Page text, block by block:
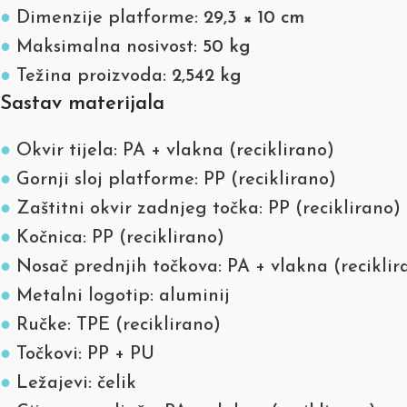
● Dimenzije platforme: 29,3 × 10 cm
● Maksimalna nosivost: 50 kg
● Težina proizvoda: 2,542 kg
Sastav materijala
● Okvir tijela: PA + vlakna (reciklirano)
● Gornji sloj platforme: PP (reciklirano)
● Zaštitni okvir zadnjeg točka: PP (reciklirano)
● Kočnica: PP (reciklirano)
● Nosač prednjih točkova: PA + vlakna
● Metalni logotip: aluminij
● Ručke: TPE (reciklirano)
● Točkovi: PP + PU
● Ležajevi: čelik